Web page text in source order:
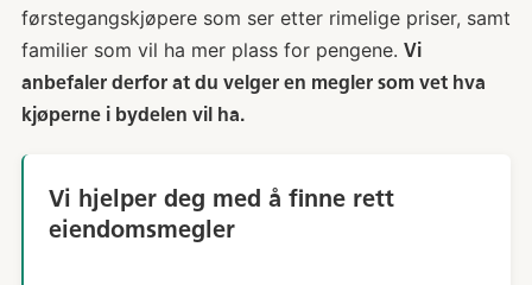
førstegangskjøpere som ser etter rimelige priser, samt
familier som vil ha mer plass for pengene. Vi
anbefaler derfor at du velger en megler som vet hva
kjøperne i bydelen vil ha.
Vi hjelper deg med å finne rett
eiendomsmegler